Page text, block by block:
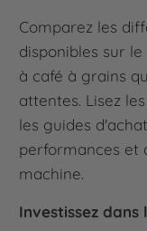
Comparez les
disponibles sur
à café à grains
attentes. Lisez
les guides
performances et
machine.
Investissez